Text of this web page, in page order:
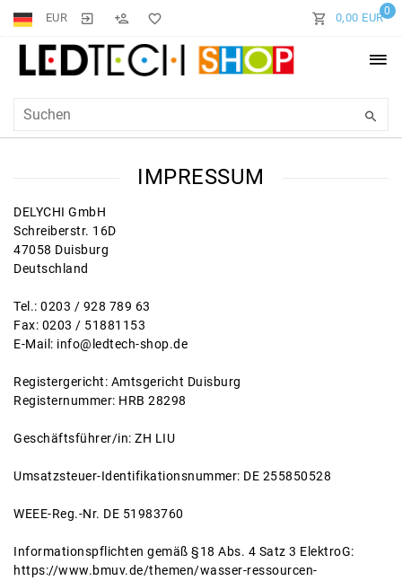
EUR 0
0,00 EUR
IMPRESSUM
DELYCHI GmbH
Schreiberstr. 16D
47058 Duisburg
Deutschland
Tel.: 0203 / 928 789 63
Fax: 0203 / 51881153
E-Mail: info@ledtech-shop.de
Registergericht: Amtsgericht Duisburg
Registernummer: HRB 28298
Geschäftsführer/in: ZH LIU
Umsatzsteuer-Identifikationsnummer: DE 255850528
WEEE-Reg.-Nr. DE 51983760
Informationspflichten gemäß §18 Abs. 4 Satz 3 ElektroG:
https://www.bmuv.de/themen/wasser-ressourcen-